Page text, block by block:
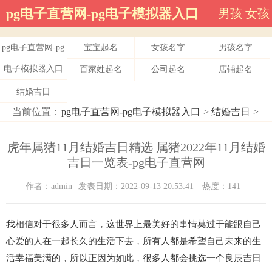
pg电子直营网-pg电子模拟器入口 男孩 女孩
pg电子直营网-pg
电子模拟器入口
宝宝起名 女孩名字 男孩名字
百家姓起名 公司起名 店铺起名
结婚吉日
当前位置： pg电子直营网-pg电子模拟器入口 > 结婚吉日 >
虎年属猪11月结婚吉日精选 属猪2022年11月结婚
吉日一览表-pg电子直营网
作者：admin 发表日期：2022-09-13 20:53:41 热度：141
我相信对于很多人而言，这世界上最美好的事情莫过于能跟自己
心爱的人在一起长久的生活下去，所有人都是希望自己未来的生
活幸福美满的，所以正因为如此，很多人都会挑选一个良辰吉日